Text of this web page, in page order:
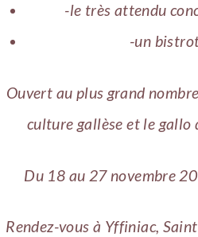
-le très attendu
-un
​Ouvert au plus grand
culture gallèse et le gallo
Du 18 au 27 novembre
Rendez-vous à Yffiniac,